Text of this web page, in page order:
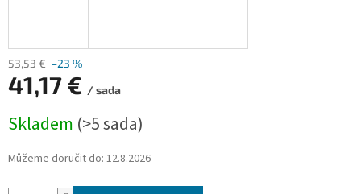
53,53 € –23 %
41,17 € / sada
cena:
Skladem (>5 sada)
Můžeme doručit do: 12.8.2026